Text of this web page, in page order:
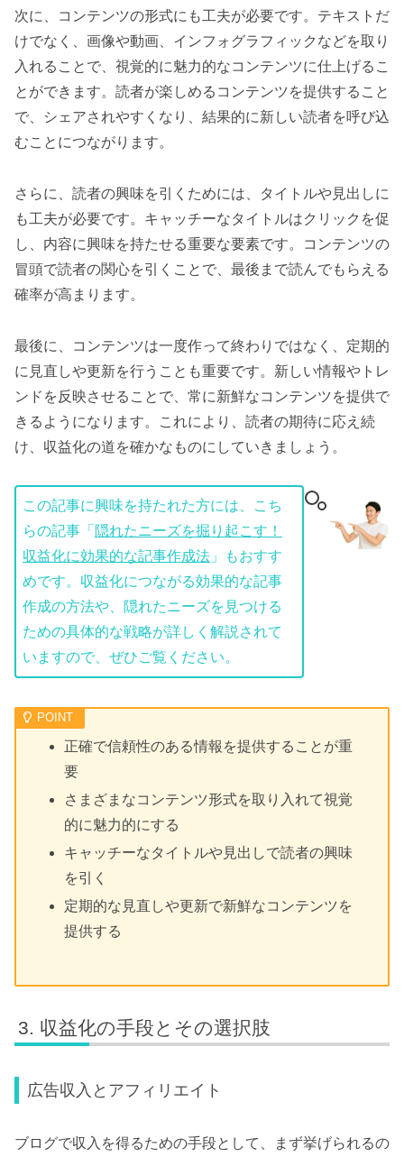
次に、コンテンツの形式にも工夫が必要です。テキストだ
けでなく、画像や動画、インフォグラフィックなどを取り
入れることで、視覚的に魅力的なコンテンツに仕上げるこ
とができます。読者が楽しめるコンテンツを提供すること
で、シェアされやすくなり、結果的に新しい読者を呼び込
むことにつながります。
さらに、読者の興味を引くためには、タイトルや見出しに
も工夫が必要です。キャッチーなタイトルはクリックを促
し、内容に興味を持たせる重要な要素です。コンテンツの
冒頭で読者の関心を引くことで、最後まで読んでもらえる
確率が高まります。
最後に、コンテンツは一度作って終わりではなく、定期的
に見直しや更新を行うことも重要です。新しい情報やトレ
ンドを反映させることで、常に新鮮なコンテンツを提供で
きるようになります。これにより、読者の期待に応え続
け、収益化の道を確かなものにしていきましょう。
この記事に興味を持たれた方には、こち
らの記事「 隠れたニーズを掘り起こす！
収益化に効果的な記事作成法 」もおすす
めです。収益化につながる効果的な記事
作成の方法や、隠れたニーズを見つける
ための具体的な戦略が詳しく解説されて
いますので、ぜひご覧ください。
正確で信頼性のある情報を提供することが重
要
さまざまなコンテンツ形式を取り入れて視覚
的に魅力的にする
キャッチーなタイトルや見出しで読者の興味
を引く
定期的な見直しや更新で新鮮なコンテンツを
提供する
収益化の手段とその選択肢
広告収入とアフィリエイト
ブログで収入を得るための手段として、まず挙げられるの